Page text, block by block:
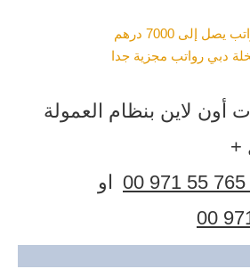
إلى 7000 درهم
دبي رواتب مجزية جدا
لاين بنظام العمولة
+
00 971 55
او
00